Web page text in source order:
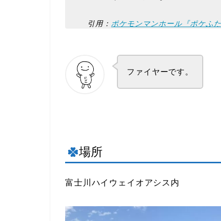
引用： ポケモンマンホール『ポケふ
ファイヤーです。
場所
富士川ハイウェイオアシス内